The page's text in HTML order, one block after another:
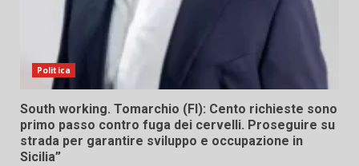
Politica
South working. Tomarchio (FI): Cento richieste sono
primo passo contro fuga dei cervelli. Proseguire su
strada per garantire sviluppo e occupazione in
Sicilia”